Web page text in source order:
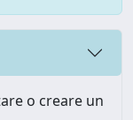
o creare un